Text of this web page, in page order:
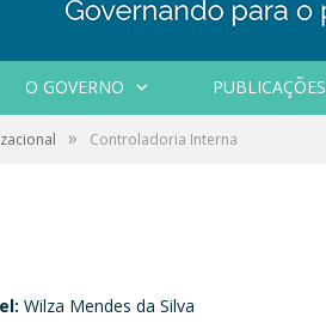
O GOVERNO PUBLICAÇÕES
» Controladoria Interna
Wilza Mendes da Silva